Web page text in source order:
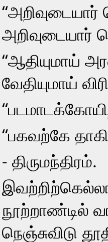
அறிவுடையார்
“ஆதியுமாய்
வேதியுமாய்
“பகவற்கே
- திருமந்திரம்.
நூற்றாண்டில்
நெஞ்சுவிடு